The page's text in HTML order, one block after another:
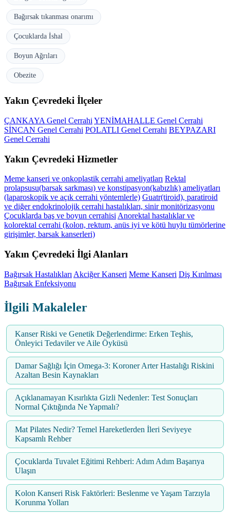
Bağırsak tıkanması onarımı
Çocuklarda İshal
Boyun Ağrıları
Obezite
Yakın Çevredeki İlçeler
ÇANKAYA Genel Cerrahi YENİMAHALLE Genel Cerrahi
SİNCAN Genel Cerrahi POLATLI Genel Cerrahi BEYPAZARI
Genel Cerrahi
Yakın Çevredeki Hizmetler
Meme kanseri ve onkoplastik cerrahi ameliyatları Rektal
prolapsusu(barsak sarkması) ve konstipasyon(kabızlık) ameliyatları
(laparoskopik ve açık cerrahi yöntemlerle) Guatr(tiroid), paratiroid
ve diğer endokrinolojik cerrahi hastalıkları, sinir monitörizasyonu
Çocuklarda baş ve boyun cerrahisi Anorektal hastalıklar ve
kolorektal cerrahi (kolon, rektum, anüs iyi ve kötü huylu tümörlerine
girişimler, barsak kanserleri)
Yakın Çevredeki İlgi Alanları
Bağırsak Hastalıkları Akciğer Kanseri Meme Kanseri Diş Kırılması
Bağırsak Enfeksiyonu
İlgili Makaleler
Kanser Riski ve Genetik Değerlendirme: Erken Teşhis,
Önleyici Tedaviler ve Aile Öyküsü
Damar Sağlığı İçin Omega-3: Koroner Arter Hastalığı Riskini
Azaltan Besin Kaynakları
Açıklanamayan Kısırlıkta Gizli Nedenler: Test Sonuçları
Normal Çıktığında Ne Yapmalı?
Mat Pilates Nedir? Temel Hareketlerden İleri Seviyeye
Kapsamlı Rehber
Çocuklarda Tuvalet Eğitimi Rehberi: Adım Adım Başarıya
Ulaşın
Kolon Kanseri Risk Faktörleri: Beslenme ve Yaşam Tarzıyla
Korunma Yolları